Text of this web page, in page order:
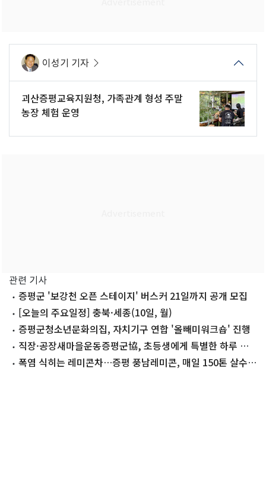
이성기 기자
괴산증평교육지원청, 가족관계 형성 주말
농장 체험 운영
관련 기사
증평군 '보강천 오픈 스테이지' 버스커 21일까지 공개 모집
[오늘의 주요일정] 충북·세종(10일, 월)
증평군청소년문화의집, 자치기구 연합 '올빼미워크숍' 진행
직장·공장새마을운동증평군協, 초등생에게 특별한 하루 선
물 폭염 식히는 레미콘차…증평 풍남레미콘, 매일 150톤 살수